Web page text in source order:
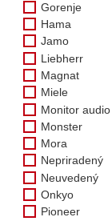
Gorenje
Hama
Jamo
Liebherr
Magnat
Miele
Monitor audio
Monster
Mora
Nepriradený
Neuvedený
Onkyo
Pioneer